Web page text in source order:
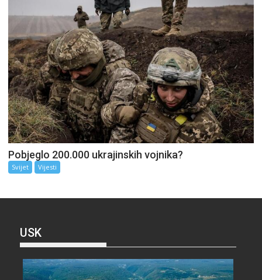
Pobjeglo 200.000 ukrajinskih vojnika?
Svijet Vijesti
USK